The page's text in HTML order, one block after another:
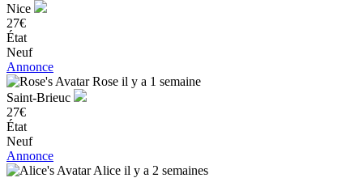
Nice
27€
État
Neuf
Annonce
Rose il y a 1 semaine
Saint-Brieuc
27€
État
Neuf
Annonce
Alice il y a 2 semaines